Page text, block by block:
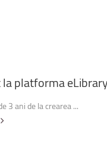
laplatforma
3 ani de la crearea ...